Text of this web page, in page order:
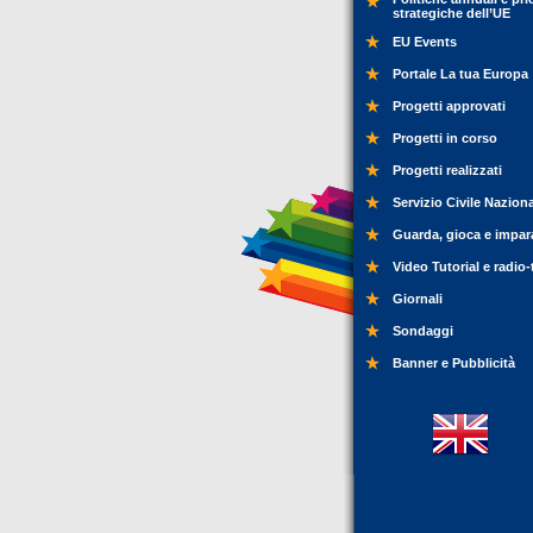
strategiche dell’UE
EU Events
Portale La tua Europa
Progetti approvati
Progetti in corso
Progetti realizzati
Servizio Civile
Guarda, gioca e
Video Tutorial e
Giornali
Sondaggi
Banner e Pubblicità